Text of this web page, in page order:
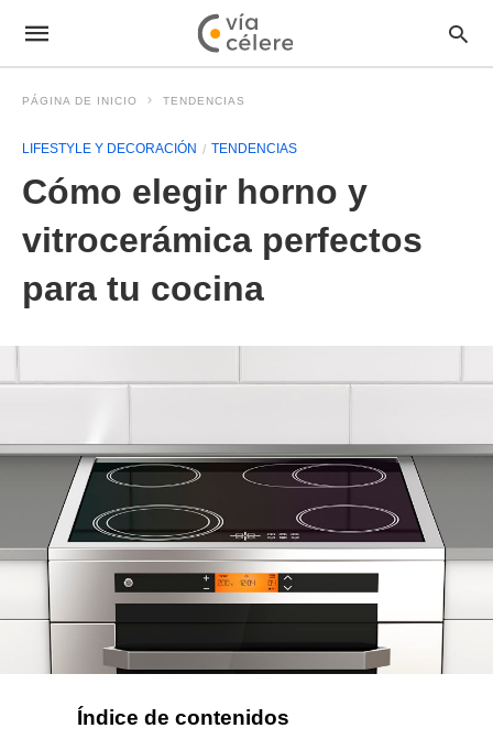
PÁGINA DE INICIO TENDENCIAS
LIFESTYLE Y DECORACIÓN TENDENCIAS
Cómo elegir horno y
vitrocerámica perfectos
para tu cocina
Índice de contenidos